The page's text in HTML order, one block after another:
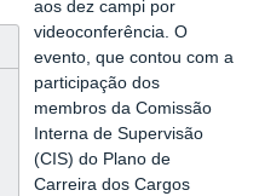
aos dez campi por
videoconferência.O
evento, quecontou com a
participação dos
membros daComissão
Interna de Supervisão
(CIS) do Plano de
Carreira dos Cargos